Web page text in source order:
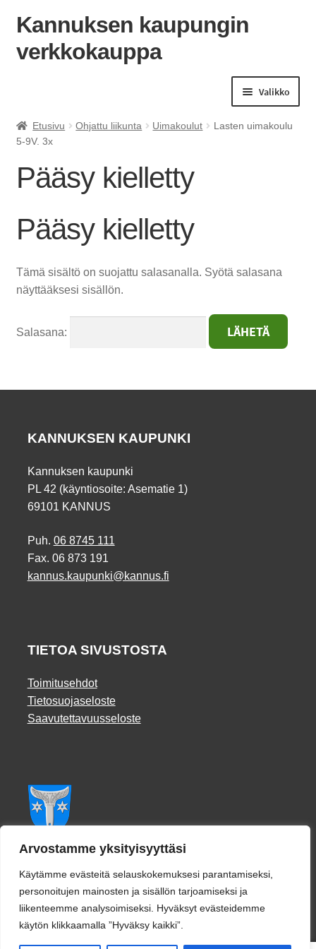
Arvostamme yksityisyyttäsi
Käytämme evästeitä selauskokemuksesi parantamiseksi,
personoitujen mainosten ja sisällön tarjoamiseksi ja
liikenteemme analysoimiseksi. Hyväksyt evästeidemme
käytön klikkaamalla ”Hyväksy kaikki”.
Siirry
Siirry
Kannuksen kaupungin
verkkokauppa
Valikko
Etusivu Ohjattu liikunta Uimakoulut
Lasten uimakoulu
5-9V. 3x
Pääsy kielletty
Pääsy kielletty
Tämä sisältö on suojattu salasanalla. Syötä salasana
näyttääksesi sisällön.
Salasana:
KANNUKSEN KAUPUNKI
Kannuksen kaupunki
PL 42 (käyntiosoite: Asematie 1)
69101 KANNUS
Puh. 06 8745 111
Fax. 06 873 191
kannus.kaupunki@kannus.fi
TIETOA SIVUSTOSTA
Toimitusehdot
Tietosuojaseloste
Saavutettavuusseloste
Facebook